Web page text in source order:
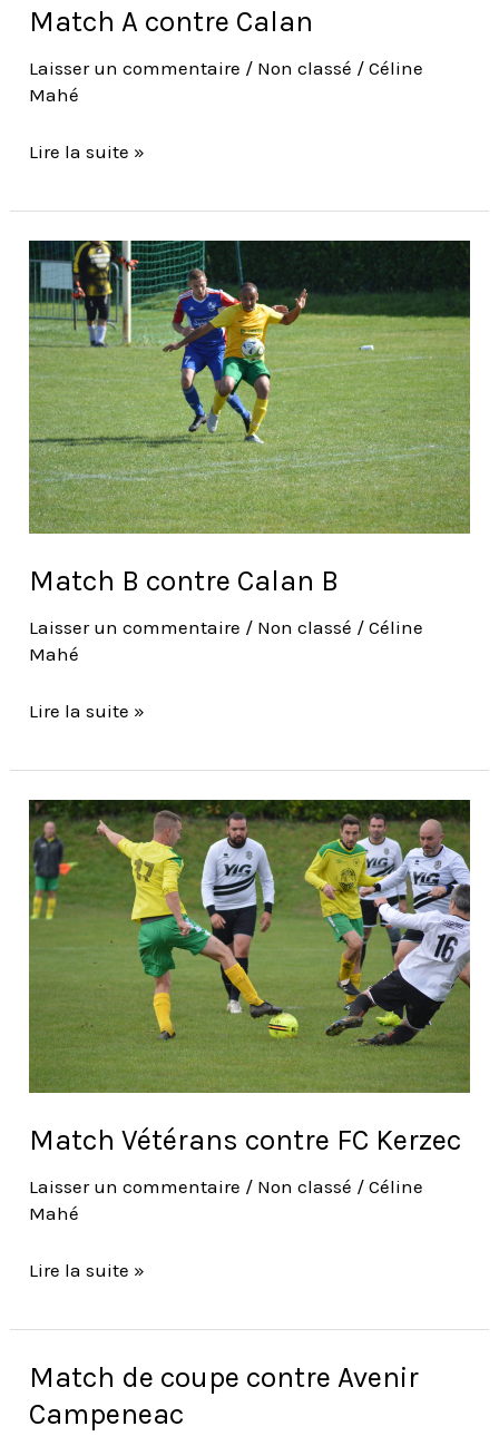
Match A contre Calan
Laisser un commentaire / Non classé /Céline
Mahé
Lire la suite »
Match B contre Calan B
Laisser un commentaire / Non classé /Céline
Mahé
Match
B
contre
Calan
B
Lire la suite »
Match Vétérans contre FC Kerzec
Laisser un commentaire / Non classé /Céline
Mahé
Match
Vétérans
contre
FC
Lire la suite »
Match de coupe contre Avenir
Campeneac
Match
de